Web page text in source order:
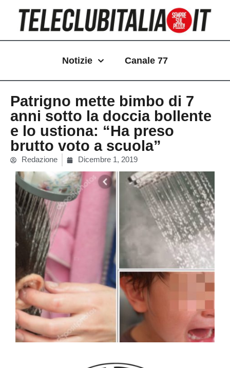
contenuto
Notizie Canale 77
Patrigno mette bimbo di 7
anni sotto la doccia bollente
e lo ustiona: “Ha preso
brutto voto a scuola”
Redazione Dicembre 1, 2019